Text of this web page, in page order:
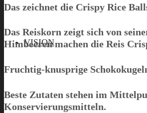
VISION
Das zeichnet die Crispy Rice
Das Reiskorn zeigt sich von
Himbeeren machen die Reis
Fruchtig-knusprige
Beste Zutaten stehen im
Konservierungsmitteln.